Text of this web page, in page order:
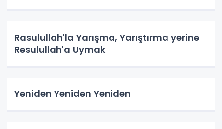
Rasulullah'la Yarışma, Yarıştırma yerine
Resulullah'a Uymak
Yeniden Yeniden Yeniden